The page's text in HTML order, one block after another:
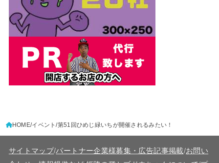
HOME イベント 第51回ひめじ緑いちが開催されるみたい！
サイトマップ/パートナー企業様募集・広告記事掲載/お問い